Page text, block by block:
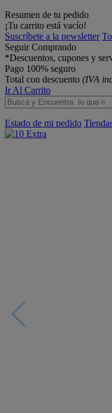
Resumen de tu pedido
¡Tu carrito está vacío!
Suscríbete a la newsletter
Seguir Comprando
*Descuentos, cupones y
Pago 100% seguro
Total con descuento (IVA
Ir Al Carrito
Estado de mi pedido